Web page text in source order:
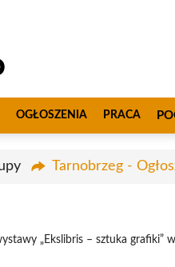
OGŁOSZENIA PRACA
Tarnobrzeg -
„Ekslibris – sztuka grafiki”